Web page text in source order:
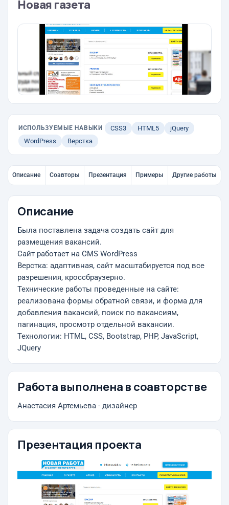
Новая газета
ИСПОЛЬЗУЕМЫЕ НАВЫКИ CSS3 HTML5
jQuery
WordPress
Верстка
Описание Соавторы Презентация Примеры Другие работы
Описание
Была поставлена задача создать сайт для
размещения вакансий.
Сайт работает на CMS WordPress
Верстка: адаптивная, сайт масштабируется под все
разрешения, кроссбраузерно.
Технические работы проведенные на сайте:
реализована формы обратной связи, и форма для
добавления вакансий, поиск по вакансиям,
пагинация, просмотр отдельной вакансии.
Технологии: HTML, CSS, Bootstrap, PHP, JavaScript,
JQuery
Работа выполнена в соавторстве
Анастасия Артемьева - дизайнер
Презентация проекта